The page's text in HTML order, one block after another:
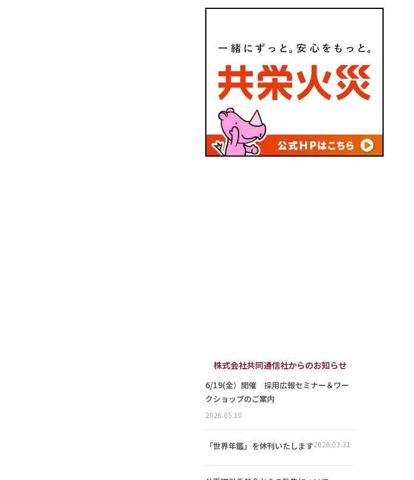
株式会社共同通信社からのお知らせ
6/19(金）開催 採用広報セミナー＆ワー
クショップのご案内
2026.05.10
「世界年鑑」を休刊いたします2026.03.31